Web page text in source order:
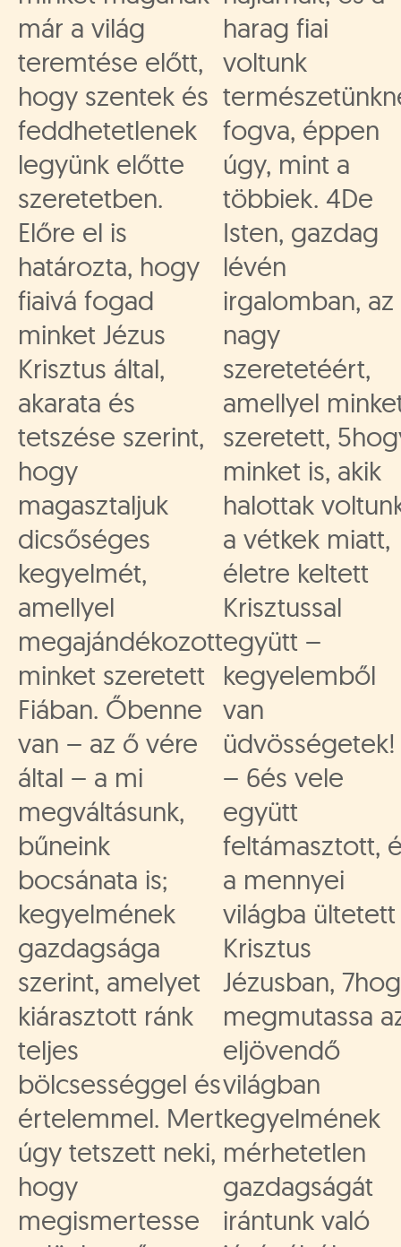
már a világ
teremtése előtt,
hogy szentek és
feddhetetlenek
legyünk előtte
szeretetben.
Előre el is
határozta, hogy
fiaivá fogad
minket Jézus
Krisztus által,
akarata és
tetszése szerint,
hogy
magasztaljuk
dicsőséges
kegyelmét,
amellyel
megajándékozott
minket szeretett
Fiában. Őbenne
van – az ő vére
által – a mi
megváltásunk,
bűneink
bocsánata is;
kegyelmének
gazdagsága
szerint, amelyet
kiárasztott ránk
teljes
bölcsességgel és
értelemmel. Mert
úgy tetszett neki,
hogy
megismertesse
harag fiai
voltunk
fogva, éppen
úgy, mint a
többiek. 4De
Isten, gazdag
lévén
irgalomban,
nagy
szeretetéért,
amellyel
szeretett,
minket is, akik
halottak
a vétkek miatt,
életre keltett
Krisztussal
együtt –
kegyelemből
van
üdvösségetek!
– 6és vele
együtt
feltámasztott,
a mennyei
világba ültetett
Krisztus
Jézusban,
megmutassa
eljövendő
világban
kegyelmének
mérhetetlen
gazdagságát
irántunk való